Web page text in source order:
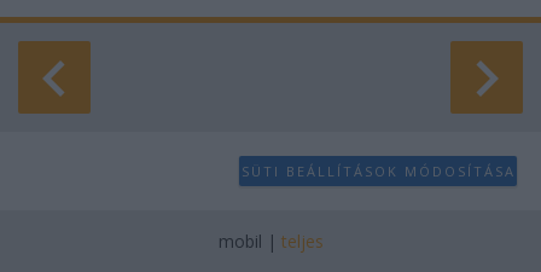
SÜTI BEÁLLÍTÁSOK MÓDOSÍTÁSA
mobil | teljes